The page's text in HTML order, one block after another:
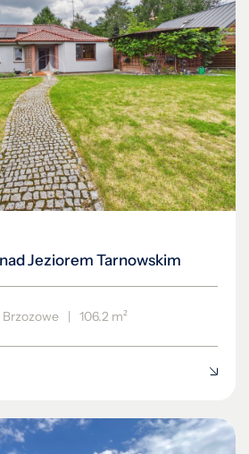
Jeziorem Tarnowskim
Brzozowe | 106.2 m²